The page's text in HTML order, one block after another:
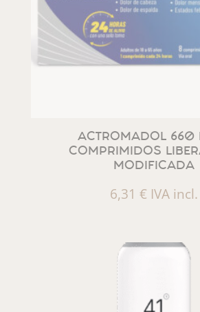
ACTROMADOL 660
COMPRIMIDOS
MODIFICADA
6,31 € IVA incl.